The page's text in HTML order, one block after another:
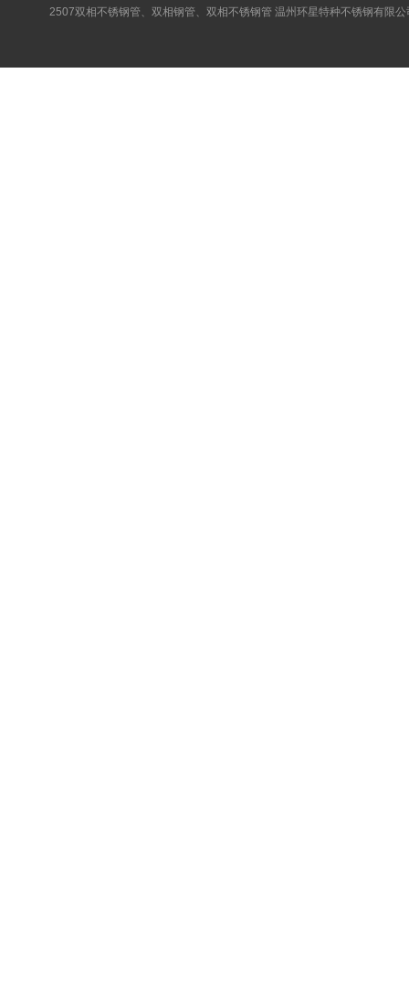
2507双相不锈钢管、双相钢管、双相不锈钢管 温州环星特种不锈钢有限